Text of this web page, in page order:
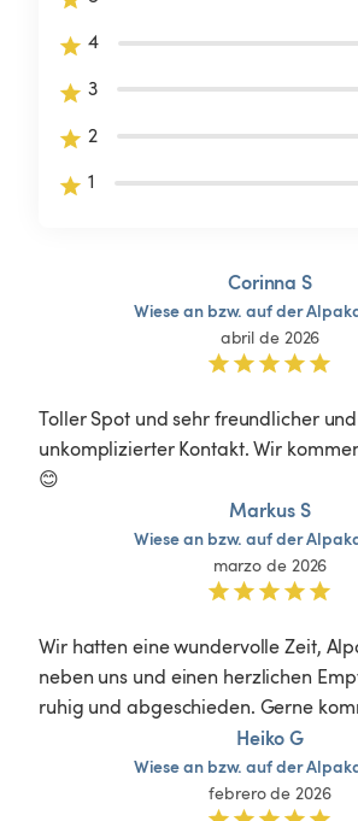
4
3
2
1
Corinna S
Wiesean bzw. aufder
abril de 2026
Toller Spot und sehr freundlicher und
unkomplizierter Kontakt. Wir
😊
Markus S
Wiesean bzw. aufder
marzo de 2026
Wir hatten eine wundervolle Zeit,
neben uns und einen herzlichen
ruhig und abgeschieden. Gerne
Heiko G
Wiesean bzw. aufder
febrero de 2026